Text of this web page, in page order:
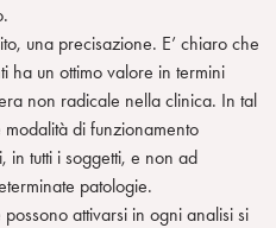
una precisazione. E’ chiaro che
ha un ottimo valore in termini
non radicale nella clinica. In tal
di funzionamento
in tutti i soggetti, e non ad
patologie.
possono attivarsi in ogni analisi si